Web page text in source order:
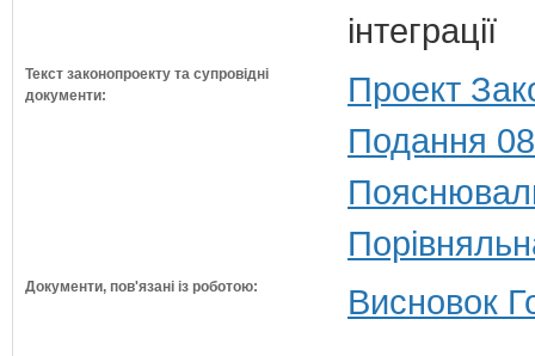
інтеграції
Текст законопроекту та супровідні
документи:
Проект
Подання
Документи, пов'язані із роботою: Висновок